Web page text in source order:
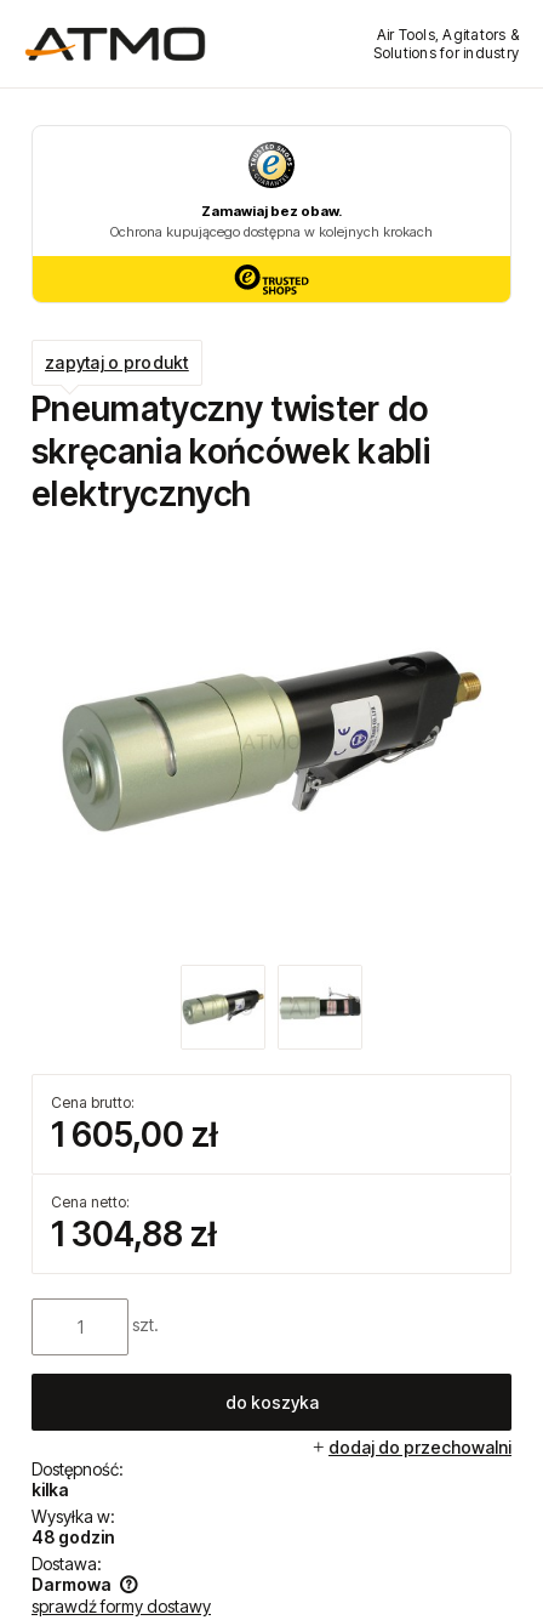
Air Tools, Agitators &
Solutions for industry
Pneumatyczny twister do
skręcania końcówek kabli
elektrycznych
Cena brutto:
1 605,00 zł
Cena netto:
1 304,88 zł
szt.
do koszyka
dodaj do przechowalni
Dostępność:
kilka
Wysyłka w:
48 godzin
Dostawa:
Darmowa
Cena nie zawiera ewentualnych kosztów płatności
sprawdź formy dostawy
zapytaj o produkt